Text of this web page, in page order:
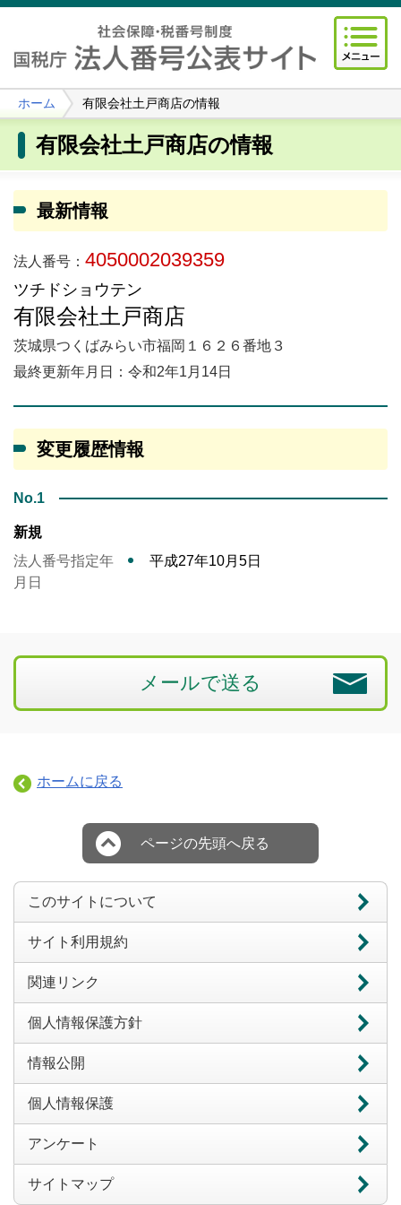
ホーム 有限会社土戸商店の情報
有限会社土戸商店の情報
最新情報
法人番号： 4050002039359
ツチドショウテン
有限会社土戸商店
茨城県つくばみらい市福岡１６２６番地３
最終更新年月日：令和2年1月14日
変更履歴情報
No.1
新規
法人番号指定年
月日
平成27年10月5日
メールで送る
ホームに戻る
ページの先頭へ戻る
このサイトについて
サイト利用規約
関連リンク
個人情報保護方針
情報公開
個人情報保護
アンケート
サイトマップ